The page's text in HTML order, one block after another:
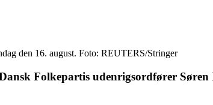
den 16. august. Foto: REUTERS/Stringer
Folkepartis udenrigsordfører Søren